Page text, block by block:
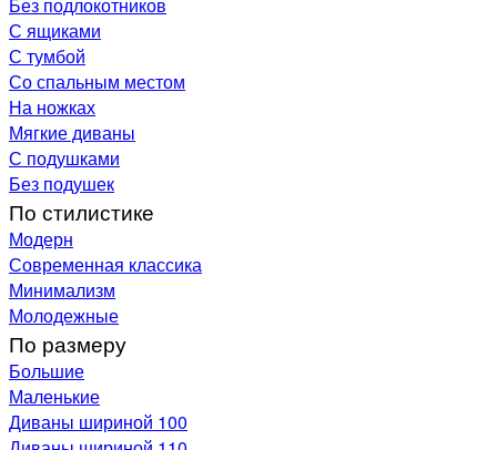
С ящиками
С тумбой
Со спальным местом
На ножках
Мягкие диваны
С подушками
Без подушек
По стилистике
Модерн
Современная классика
Минимализм
Молодежные
По размеру
Большие
Маленькие
Диваны шириной 100